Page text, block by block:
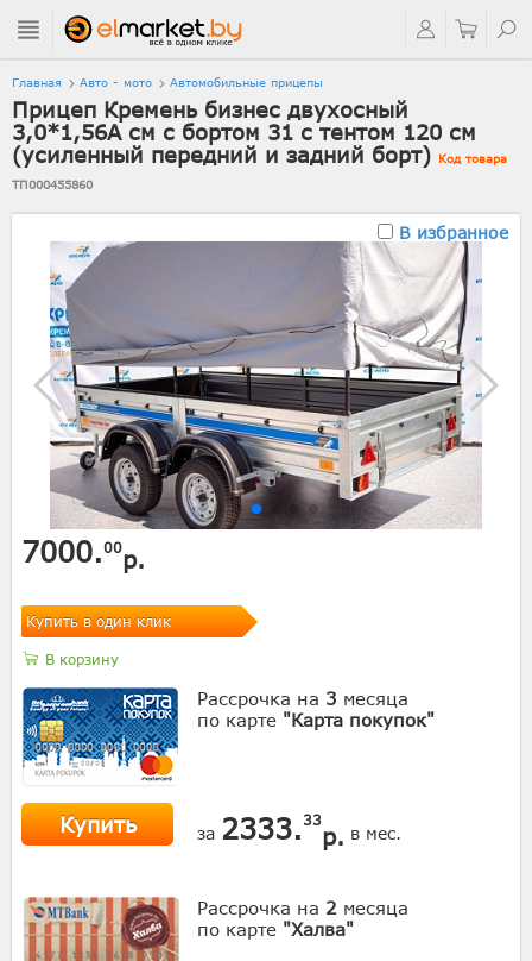
Главная Авто - мото Автомобильные прицепы
Прицеп Кремень бизнес двухосный
3,0*1,56А см с бортом 31 с тентом 120 см
(усиленный передний и задний борт) Код товара
ТП000455860
В избранное
7000.00р.
Купить в один клик
В корзину
Рассрочка на 3 месяца
по карте "Карта покупок"
Купить за 2333. 33
р. в мес.
Рассрочка на 2 месяца
по карте "Халва"